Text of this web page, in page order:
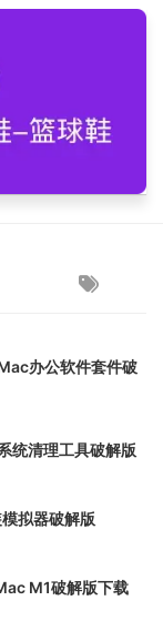
办公软件套件破
统清理工具破解版
拟器破解版
M1破解版下载